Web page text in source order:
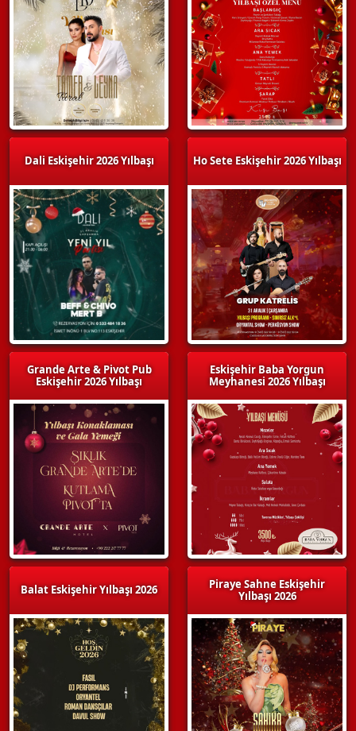
Dali Eskişehir 2026 Yılbaşı
Grande Arte & Pivot Pub
Eskişehir 2026 Yılbaşı
Balat Eskişehir Yılbaşı 2026
Ho Sete Eskişehir 2026 Yılbaşı
Eskişehir Baba Yorgun
Meyhanesi 2026 Yılbaşı
Piraye Sahne Eskişehir
Yılbaşı 2026